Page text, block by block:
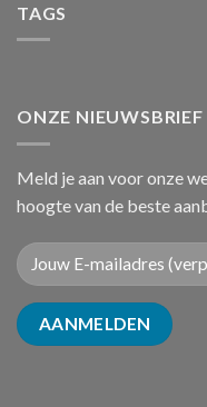
TAGS
ONZE NIEUWSBRIEF
Meld je aan voor onze
hoogte van de beste